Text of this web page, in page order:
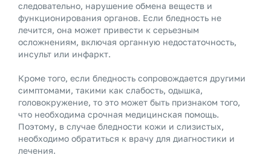
следовательно, нарушение обмена веществ и
функционирования органов. Если бледность не
лечится, она может привести к серьезным
осложнениям, включая органную недостаточность,
инсульт или инфаркт.
Кроме того, если бледность сопровождается другими
симптомами, такими как слабость, одышка,
головокружение, то это может быть признаком того,
что необходима срочная медицинская помощь.
Поэтому, в случае бледности кожи и слизистых,
необходимо обратиться к врачу для диагностики и
лечения.